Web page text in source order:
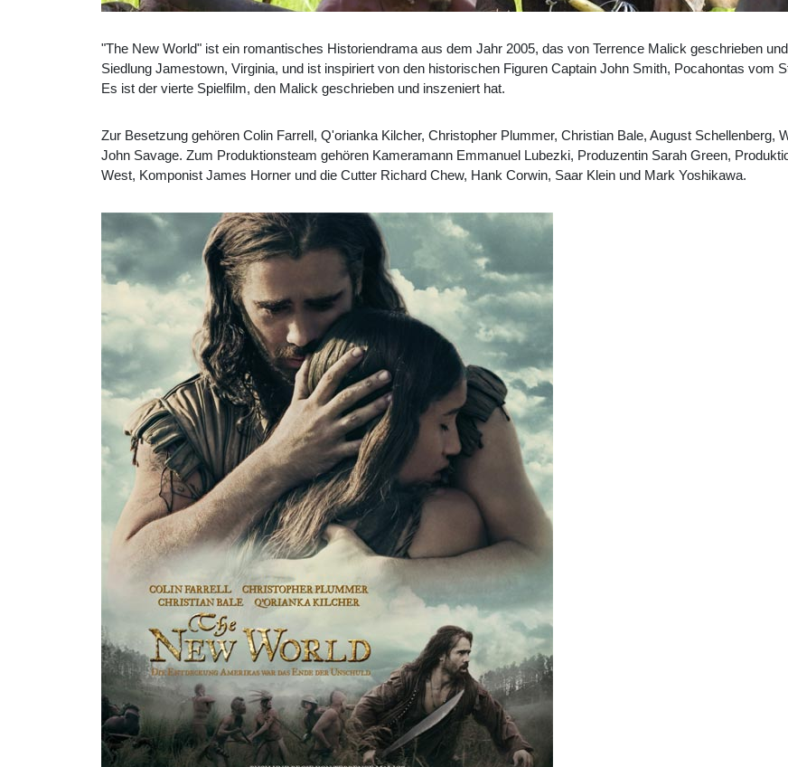
"The New World" ist ein romantisches Historiendrama aus dem Jahr 2005, das von Terrence Malick geschrieben
Siedlung Jamestown, Virginia, und ist inspiriert von den historischen Figuren Captain John Smith, Pocahontas vom
Es ist der vierte Spielfilm, den Malick geschrieben und inszeniert hat.
Zur Besetzung gehören Colin Farrell, Q'orianka Kilcher, Christopher Plummer, Christian Bale, August Schellenberg,
John Savage. Zum Produktionsteam gehören Kameramann Emmanuel Lubezki, Produzentin Sarah Green,
West, Komponist James Horner und die Cutter Richard Chew, Hank Corwin, Saar Klein und Mark Yoshikawa.